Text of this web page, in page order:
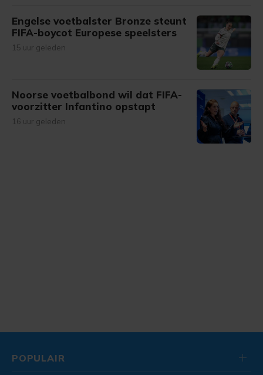
Engelse voetbalster Bronze steunt
FIFA-boycot Europese speelsters
15 uur geleden
Noorse voetbalbond wil dat FIFA-
voorzitter Infantino opstapt
16 uur geleden
POPULAIR